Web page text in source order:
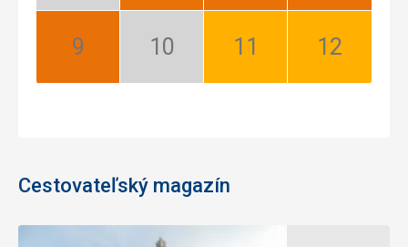
September:
Október:
November:
December:
Cestovateľský magazín